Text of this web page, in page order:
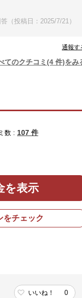
（投稿日：2025/7/21）
通報す
てのクチコミ(4 件)をみ
数 : 107 件
を表示
をチェック
いいね！ 0